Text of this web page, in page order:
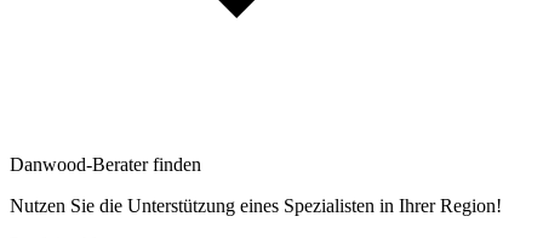
Danwood-Berater finden
Nutzen Sie die Unterstützung eines Spezialisten in Ihrer Region!